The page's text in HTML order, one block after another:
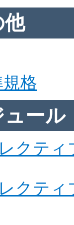
格
ール
クテ
クテ